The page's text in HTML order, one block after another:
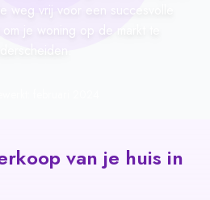
weg vrij voor een succesvolle
om je woning op de markt te
van je huis in